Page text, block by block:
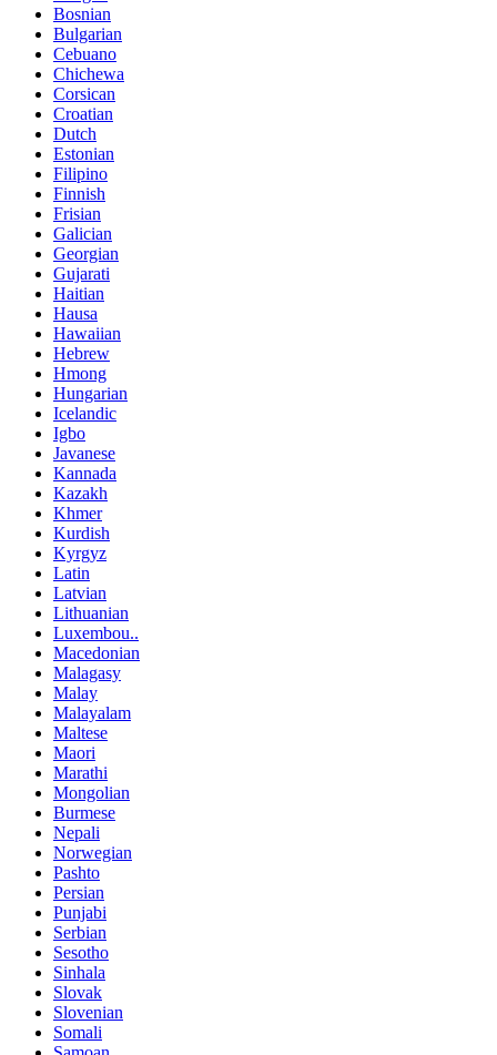
Bosnian
Bulgarian
Cebuano
Chichewa
Corsican
Croatian
Dutch
Estonian
Filipino
Finnish
Frisian
Galician
Georgian
Gujarati
Haitian
Hausa
Hawaiian
Hebrew
Hmong
Hungarian
Icelandic
Igbo
Javanese
Kannada
Kazakh
Khmer
Kurdish
Kyrgyz
Latin
Latvian
Lithuanian
Luxembou..
Macedonian
Malagasy
Malay
Malayalam
Maltese
Maori
Marathi
Mongolian
Burmese
Nepali
Norwegian
Pashto
Persian
Punjabi
Serbian
Sesotho
Sinhala
Slovak
Slovenian
Somali